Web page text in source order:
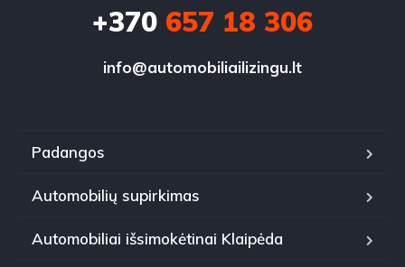
+370 657 18 306
info@automobiliailizingu.lt
Padangos
Automobilių supirkimas
Automobiliai išsimokėtinai Klaipėda